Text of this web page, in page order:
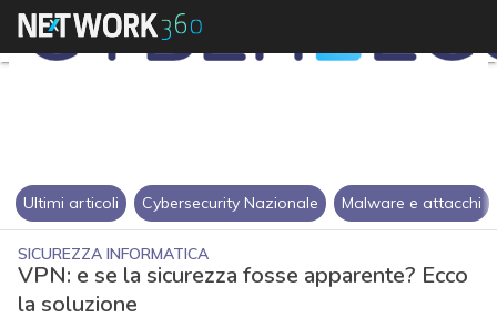
Ultimi articoli Cybersecurity Nazionale Malware e attacchi
SICUREZZA INFORMATICA
VPN: e se la sicurezza fosse apparente? Ecco
la soluzione